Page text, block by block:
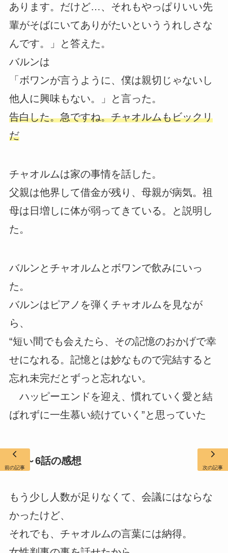
あります。だけど…、それもやっぱりいい先
輩がそばにいてありがたいといううれしさな
んです。」と答えた。
バルンは
「ボワンが言うように、僕は親切じゃないし
他人に興味もない。」と言った。
告白した。急ですね。チャオルムもビックリ
だ
チャオルムは家の事情を話した。
父親は他界して借金が残り、母親が病気。祖
母は日増しに体が弱ってきている。と説明し
た。
バルンとチャオルムとボワンで飲みにいっ
た。
バルンはピアノを弾くチャオルムを見なが
ら、
“短い間でも会えたら、その記憶のおかげで幸
せになれる。記憶とは妙なもので完結すると
忘れ未完だとずっと忘れない。
ハッピーエンドを迎え、慣れていく愛と結
ばれずに一生慕い続けていく”と思っていた
5話～6話の感想
もう少し人数が足りなくて、会議にはならな
かったけど、
それでも、チャオルムの言葉には納得。
前の記事 次の記事